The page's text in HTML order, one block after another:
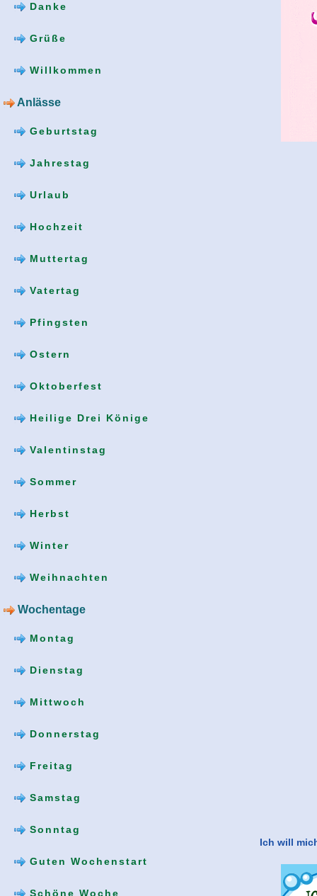
Danke
Grüße
Willkommen
Anlässe
Geburtstag
Jahrestag
Urlaub
Hochzeit
Muttertag
Vatertag
Pfingsten
Ostern
Oktoberfest
Heilige Drei Könige
Valentinstag
Sommer
Herbst
Winter
Weihnachten
Wochentage
Montag
Dienstag
Mittwoch
Donnerstag
Freitag
Samstag
Sonntag
Guten Wochenstart
Schöne Woche
Ich will